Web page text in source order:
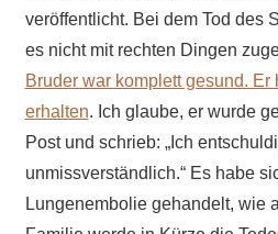
veröffentlicht. Bei dem Tod des
es nicht mit rechten Dingen
Bruder war komplett gesund. Er
erhalten. Ich glaube, er wurde
Post und schrieb: „Ich
unmissverständlich.“ Es habe
Lungenembolie gehandelt, wie